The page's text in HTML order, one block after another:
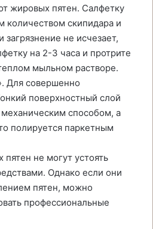
жировых пятен. Салфетку
количеством скипидара и
загрязнение не исчезает,
на 2-3 часа и протрите
мыльном растворе.
Для совершенно
поверхностный слой
способом, а
полируется паркетным
не могут устоять
Однако если они
пятен, можно
профессиональные